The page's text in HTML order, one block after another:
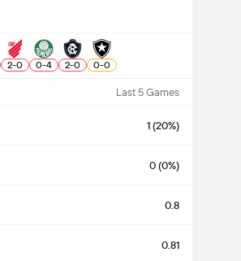
2-0 0-4 2-0 0-0
Last 5 Games
1 (20%)
0 (0%)
0.8
0.81